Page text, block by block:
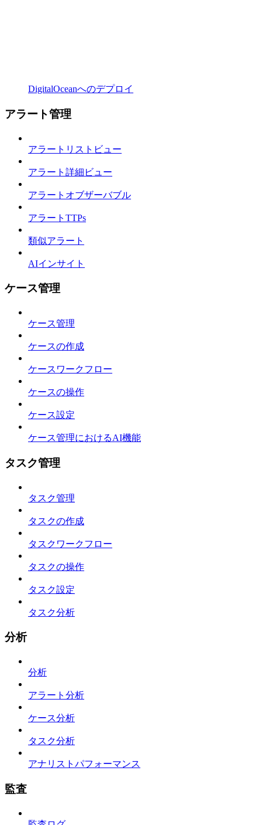
DigitalOceanへのデプロイ
アラート管理
アラートリストビュー
アラート詳細ビュー
アラートオブザーバブル
アラートTTPs
類似アラート
AIインサイト
ケース管理
ケース管理
ケースの作成
ケースワークフロー
ケースの操作
ケース設定
ケース管理におけるAI機能
タスク管理
タスク管理
タスクの作成
タスクワークフロー
タスクの操作
タスク設定
タスク分析
分析
分析
アラート分析
ケース分析
タスク分析
アナリストパフォーマンス
監査